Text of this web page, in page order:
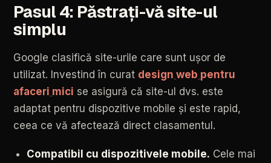
Pasul 4: Păstrați-văsite-ul
simplu
Google clasifică site-urile care sunt ușor de
utilizat. Investind în curat design web pentru
afaceri mici se asigură că site-ul dvs. este
adaptat pentru dispozitive mobile și este rapid,
ceea ce vă afectează direct clasamentul.
Compatibil cu dispozitivele mobile. Cele mai